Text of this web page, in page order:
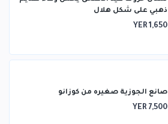
ذهبي على شكل هلال
YER 1,650
صانع الجوزية صغيره من كوزانو
YER 7,500